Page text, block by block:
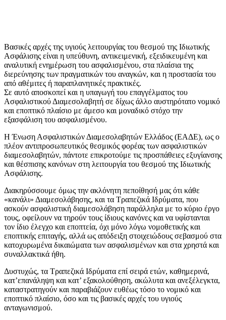
Βασικές αρχές της υγιούς λειτουργίας του θεσμού της Ιδιωτικής
Ασφάλισης είναι η υπεύθυνη, αντικειμενική, εξειδικευμένη και
αναλυτική ενημέρωση του ασφαλισμένου, στα πλαίσια της
διερεύνησης των πραγματικών του αναγκών, και η προστασία του
από αθέμιτες ή παραπλανητικές πρακτικές.
Σε αυτό αποσκοπεί και η υπαγωγή του επαγγέλματος του
Ασφαλιστικού Διαμεσολαβητή σε δίχως άλλο αυστηρότατο νομικό
και εποπτικό πλαίσιο με άμεσο και μοναδικό στόχο την
εξασφάλιση του ασφαλισμένου.
Η Ένωση Ασφαλιστικών Διαμεσολαβητών Ελλάδος (ΕΑΔΕ), ως ο
πλέον αντιπροσωπευτικός θεσμικός φορέας των ασφαλιστικών
διαμεσολαβητών, πάντοτε επικροτούμε τις προσπάθειες εξυγίανσης
και θέσπισης κανόνων στη λειτουργία του θεσμού της Ιδιωτικής
Ασφάλισης.
Διακηρύσσουμε όμως την ακλόνητη πεποίθησή μας ότι κάθε
«κανάλι» Διαμεσολάβησης, και τα Τραπεζικά Ιδρύματα, που
ασκούν ασφαλιστική διαμεσολάβηση παράλληλα με το κύριο έργο
τους, οφείλουν να τηρούν τους ίδιους κανόνες και να υφίστανται
τον ίδιο έλεγχο και εποπτεία, όχι μόνο λόγω νομοθετικής και
εποπτικής επιταγής, αλλά ως απόδειξη στοιχειώδους σεβασμού στα
κατοχυρωμένα δικαιώματα των ασφαλισμένων και στα χρηστά και
συναλλακτικά ήθη.
Δυστυχώς, τα Τραπεζικά Ιδρύματα επί σειρά ετών, καθημερινά,
κατ’επανάληψη και κατ’ εξακολούθηση, ακώλυτα και ανεξέλεγκτα,
καταστρατηγούν και παραβιάζουν ευθέως τόσο το νομικό και
εποπτικό πλαίσιο, όσο και τις βασικές αρχές του υγιούς
ανταγωνισμού.